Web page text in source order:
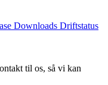
Downloads Driftstatus
til os, så vi kan